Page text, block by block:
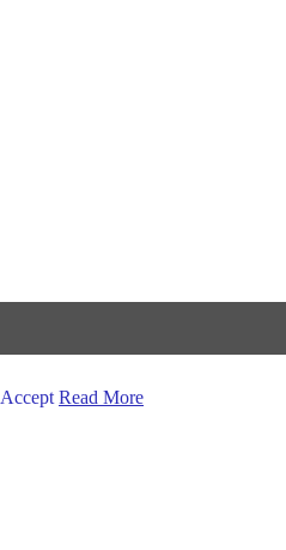
Accept Read More